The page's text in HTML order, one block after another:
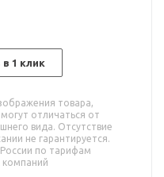
в 1 клик
товара,
отличаться от
вида. Отсутствие
не гарантируется.
по тарифам
компаний